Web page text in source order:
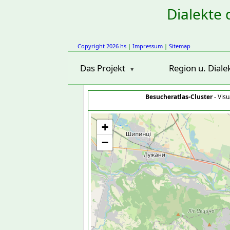
Dialekte
Copyright 2026 hs | Impressum | Sitemap
Das Projekt Region u.
Besucheratlas-Cluster-
+
−